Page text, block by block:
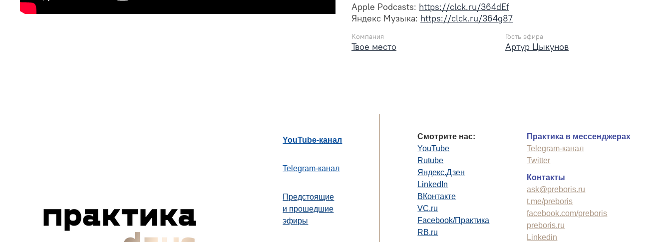
Apple Podcasts: https://clck.ru/364dEf
Яндекс Музыка: https://clck.ru/364g87
Компания
Твое место
Гость эфира
Артур Цыкунов
YouTube-канал
Telegram-канал
Предстоящие
и прошедшие
эфиры
Смотрите нас:
YouTube
Rutube
Яндекс.Дзен
LinkedIn
ВКонтакте
VC.ru
Facebook/Практика
RB.ru
Практика в мессенджерах
Telegram-канал
Twitter
Контакты
ask@preboris.ru
t.me/preboris
facebook.com/preboris
preboris.ru
Linkedin